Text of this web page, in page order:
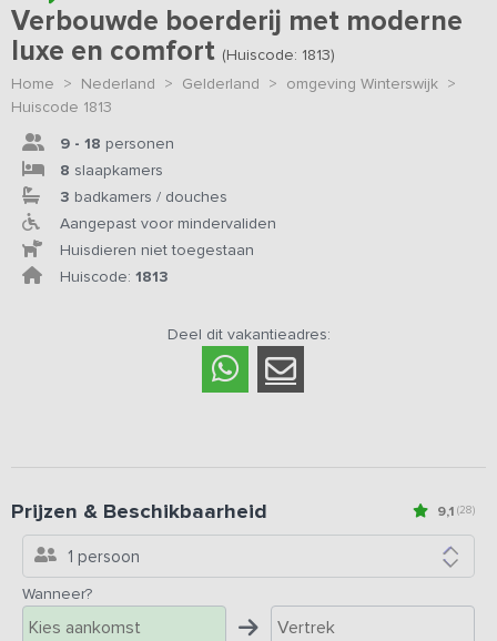
Verbouwde boerderij met moderne
luxe en comfort (Huiscode: 1813)
Home > Nederland > Gelderland > omgeving Winterswijk >
Huiscode 1813
9 - 18 personen
8 slaapkamers
3 badkamers / douches
Aangepast voor mindervaliden
Huisdieren niet toegestaan
Huiscode: 1813
Deel dit vakantieadres:
9,1 (28)
Prijzen & Beschikbaarheid
1 persoon
Wanneer?